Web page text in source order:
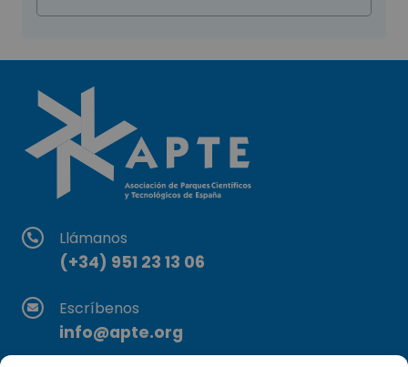
Llámanos
(+34) 951 23 13 06
Escríbenos
info@apte.org